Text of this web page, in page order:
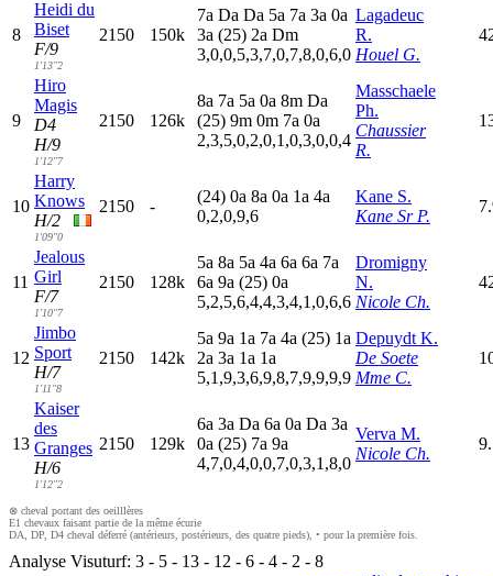
8
Heidi du
Biset
F/9
1'13"2
2150 150k
7a Da Da 5a 7a 3a 0a
3a (25) 2a Dm
3,0,0,5,3,7,0,7,8,0,6,0
Lagadeuc
R.
Houel G.
9
Hiro
Magis
D4
H/9
1'12"7
2150 126k
8a 7a 5a 0a 8m Da
(25) 9m 0m 7a 0a
2,3,5,0,2,0,1,0,3,0,0,4
Masschaele
Ph.
Chaussier
R.
10
Harry
Knows
H/2
1'09"0
2150 -
(24) 0a 8a 0a 1a 4a
0,2,0,9,6
Kane S.
Kane Sr P.
11
Jealous
Girl
F/7
1'10"7
2150 128k
5a 8a 5a 4a 6a 6a 7a
6a 9a (25) 0a
5,2,5,6,4,4,3,4,1,0,6,6
Dromigny
N.
Nicole Ch.
12
Jimbo
Sport
H/7
1'11"8
2150 142k
5a 9a 1a 7a 4a (25) 1a
2a 3a 1a 1a
5,1,9,3,6,9,8,7,9,9,9,9
Depuydt K.
De Soete
Mme C.
13
Kaiser
des
Granges
H/6
1'12"2
2150 129k
6a 3a Da 6a 0a Da 3a
0a (25) 7a 9a
4,7,0,4,0,0,7,0,3,1,8,0
Verva M.
Nicole Ch.
⊗ cheval portant des oeilllères
E1 chevaux faisant partie de la même écurie
DA, DP, D4 cheval déferré (antérieurs, postérieurs, des quatre pieds), • pour la première fois.
Analyse Visuturf: 3 - 5 - 13 - 12 - 6 - 4 - 2 - 8